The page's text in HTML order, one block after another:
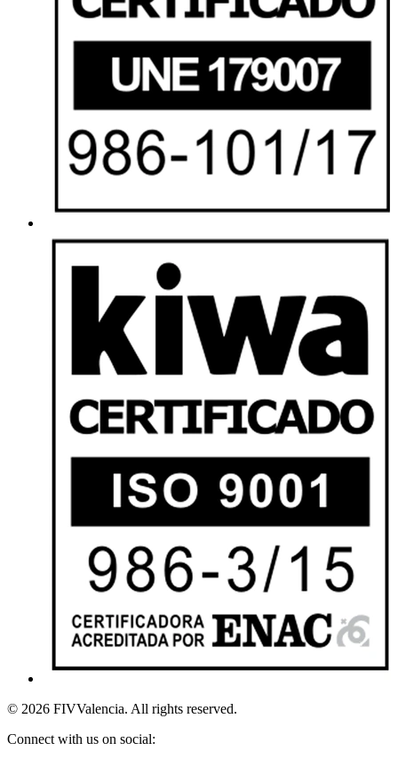
© 2026 FIVValencia. All rights reserved.
Connect with us on social: